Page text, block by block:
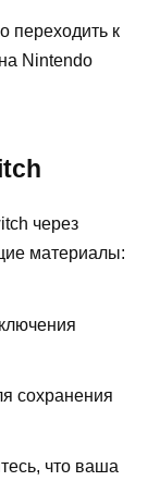
переходить к
Nintendo
через
материалы:
сохранения
что ваша